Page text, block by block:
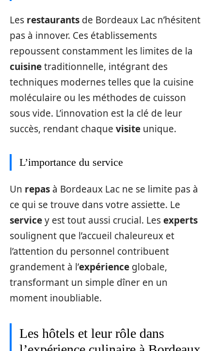
Les restaurants de Bordeaux Lac n’hésitent
pas à innover. Ces établissements
repoussent constamment les limites de la
cuisinetraditionnelle, intégrant des
techniques modernes telles que la cuisine
moléculaire ou les méthodes de cuisson
sous vide. L’innovation est la clé de leur
succès, rendant chaque visite unique.
L’importance du service
Un repas à Bordeaux Lac ne se limite pas à
ce qui se trouve dans votre assiette. Le
servicey est tout aussi crucial. Lesexperts
soulignent que l’accueil chaleureux et
l’attention du personnel contribuent
grandement à l’expérience globale,
transformant un simple dîner en un
moment inoubliable.
Les hôtels et leur rôle dans